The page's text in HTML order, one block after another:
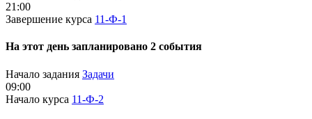
21:00
Завершение курса 11-Ф-1
На этот день запланировано 2 события
Начало задания Задачи
09:00
Начало курса 11-Ф-2